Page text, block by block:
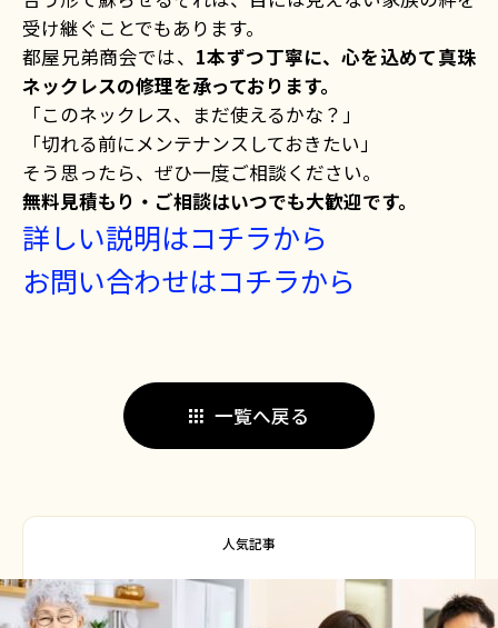
受け継ぐことでもあります。
都屋兄弟商会では、 1本ずつ丁寧に、心を込めて真珠
ネックレスの修理を承っております。
「このネックレス、まだ使えるかな？」
「切れる前にメンテナンスしておきたい」
そう思ったら、ぜひ一度ご相談ください。
無料見積もり・ご相談はいつでも大歓迎です。
詳しい説明はコチラから
お問い合わせはコチラから
一覧へ戻る
人気記事